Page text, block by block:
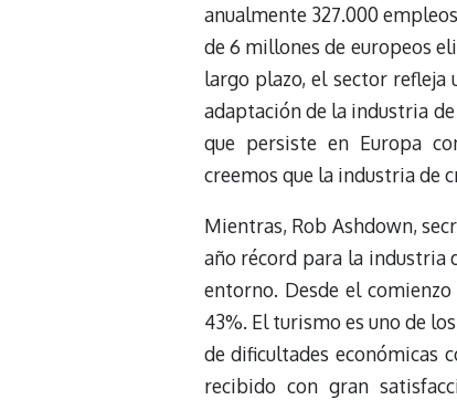
anualmente 327.000
de 6 millones de europeos
largo plazo, el sector
adaptación de la industria
que persiste en Europa
creemos que la industria de
Mientras, Rob Ashdown,
año récord para la industria
entorno. Desde el
43%. El turismo es uno de
de dificultades económicas
recibido con gran